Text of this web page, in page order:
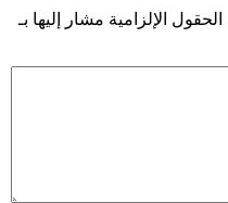
الحقول الإلزامية مشار إليها بـ